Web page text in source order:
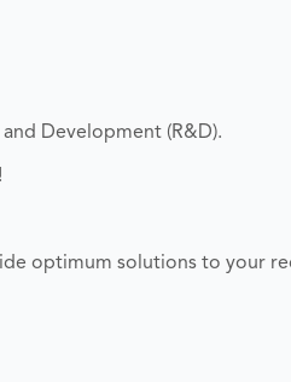
Development (R&D).
optimum solutions to your